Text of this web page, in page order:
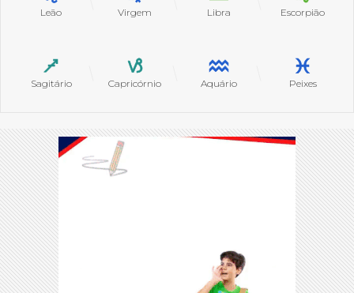
Leão Virgem Libra Escorpião
Sagitário Capricórnio Aquário Peixes